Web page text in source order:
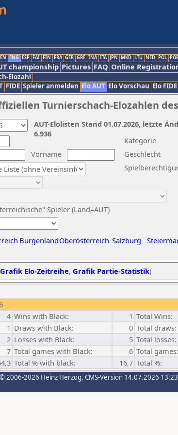
ENG ESP FAI FIN FRA GER GRE INA ITA JPN MKD LTU NED POL
championship Pictures FAQ Online
Elozahl
FIDE Spieler anmelden Elo AUT Elo Vorschau Elo FIDE
Turnierschach-Elozahlen des
Vorname
Kategorie
Geschlecht
Spieler (Land=AUT)
BurgenlandOberösterreich Salzburg
AUT-Elolisten Stand 01.07.2026, letzte
6.936
Grafik Elo-Zeitreihe, Grafik Partie-Statistik)
4 Wins with Black: 1 Total Wins:
1 Draws with Black: 0 Total draws:
2 Losses with Black: 5 Total losses:
7 Total games with Black: 6 Total games:
Total % with black: 16,7 Total %:
© 2006-2026 Heinz Herzog, CMS-Version 14.07.2026